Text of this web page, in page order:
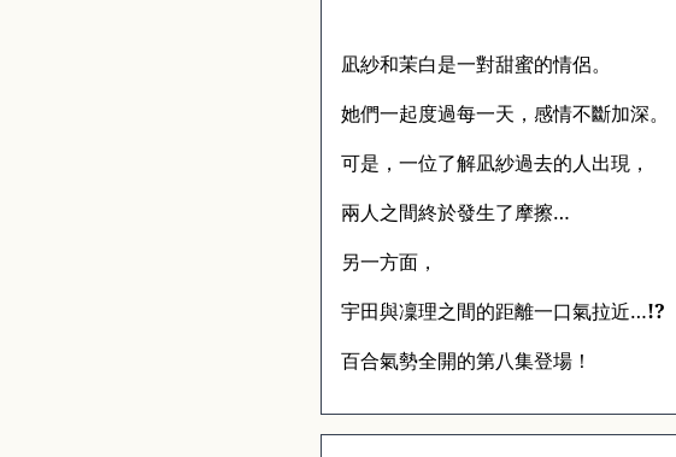
凪紗和茉白是一對甜蜜的情侶。
她們一起度過每一天，感情不斷加深。
可是，一位了解凪紗過去的人出現，
兩人之間終於發生了摩擦…
另一方面，
宇田與凜理之間的距離一口氣拉近…!?
百合氣勢全開的第八集登場！